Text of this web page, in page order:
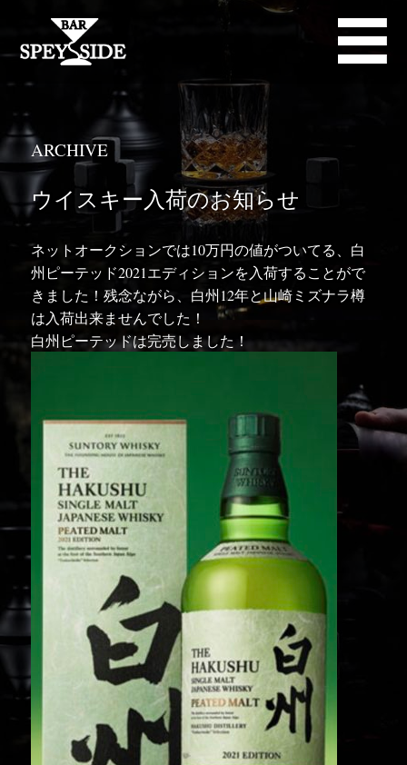
ARCHIVE
ウイスキー入荷のお知らせ
ネットオークションでは10万円の値がついてる、白
州ピーテッド2021エディションを入荷することがで
きました！残念ながら、白州12年と山崎ミズナラ樽
は入荷出来ませんでした！
白州ピーテッドは完売しました！